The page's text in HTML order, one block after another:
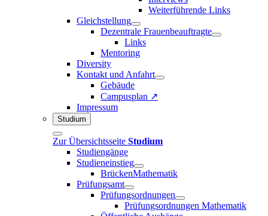
Weiterführende Links
Gleichstellung
Dezentrale Frauenbeauftragte
Links
Mentoring
Diversity
Kontakt und Anfahrt
Gebäude
Campusplan ↗
Impressum
Studium
Zur Übersichtsseite Studium
Studiengänge
Studieneinstieg
BrückenMathematik
Prüfungsamt
Prüfungsordnungen
Prüfungsordnungen Mathematik